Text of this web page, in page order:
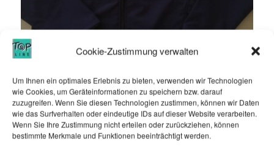
Cookie-Zustimmung verwalten
Um Ihnen ein optimales Erlebnis zu bieten, verwenden wir Technologien
wie Cookies, um Geräteinformationen zu speichern bzw. darauf
zuzugreifen. Wenn Sie diesen Technologien zustimmen, können wir Daten
wie das Surfverhalten oder eindeutige IDs auf dieser Website verarbeiten.
Wenn Sie Ihre Zustimmung nicht erteilen oder zurückziehen, können
bestimmte Merkmale und Funktionen beeinträchtigt werden.